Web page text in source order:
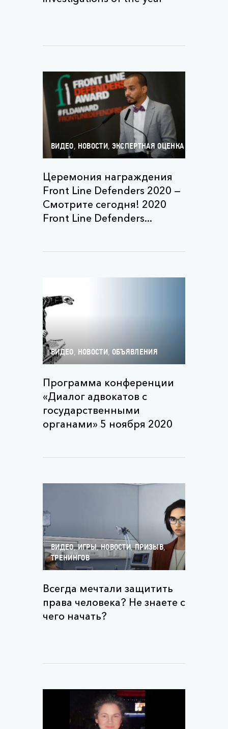
ВИДЕО, НОВОСТИ, ЭКСПЕРТНАЯ ОЦЕНКА
Церемония награждения
Front Line Defenders 2020 —
Смотрите сегодня! 2020
Front Line Defenders...
ВИДЕО, НОВОСТИ, ОБЪЯВЛЕНИЯ
Программа конференции
«Диалог адвокатов с
государственными
органами» 5 ноября 2020
ВИДЕО,ИГРЫ,НОВОСТИ,ПРИЗЫВ,
ТРЕНИНГОВ
Всегда мечтали защитить
права человека? Не знаете с
чего начать?